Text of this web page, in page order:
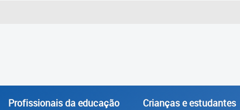
Profissionais da educação Crianças e estudantes